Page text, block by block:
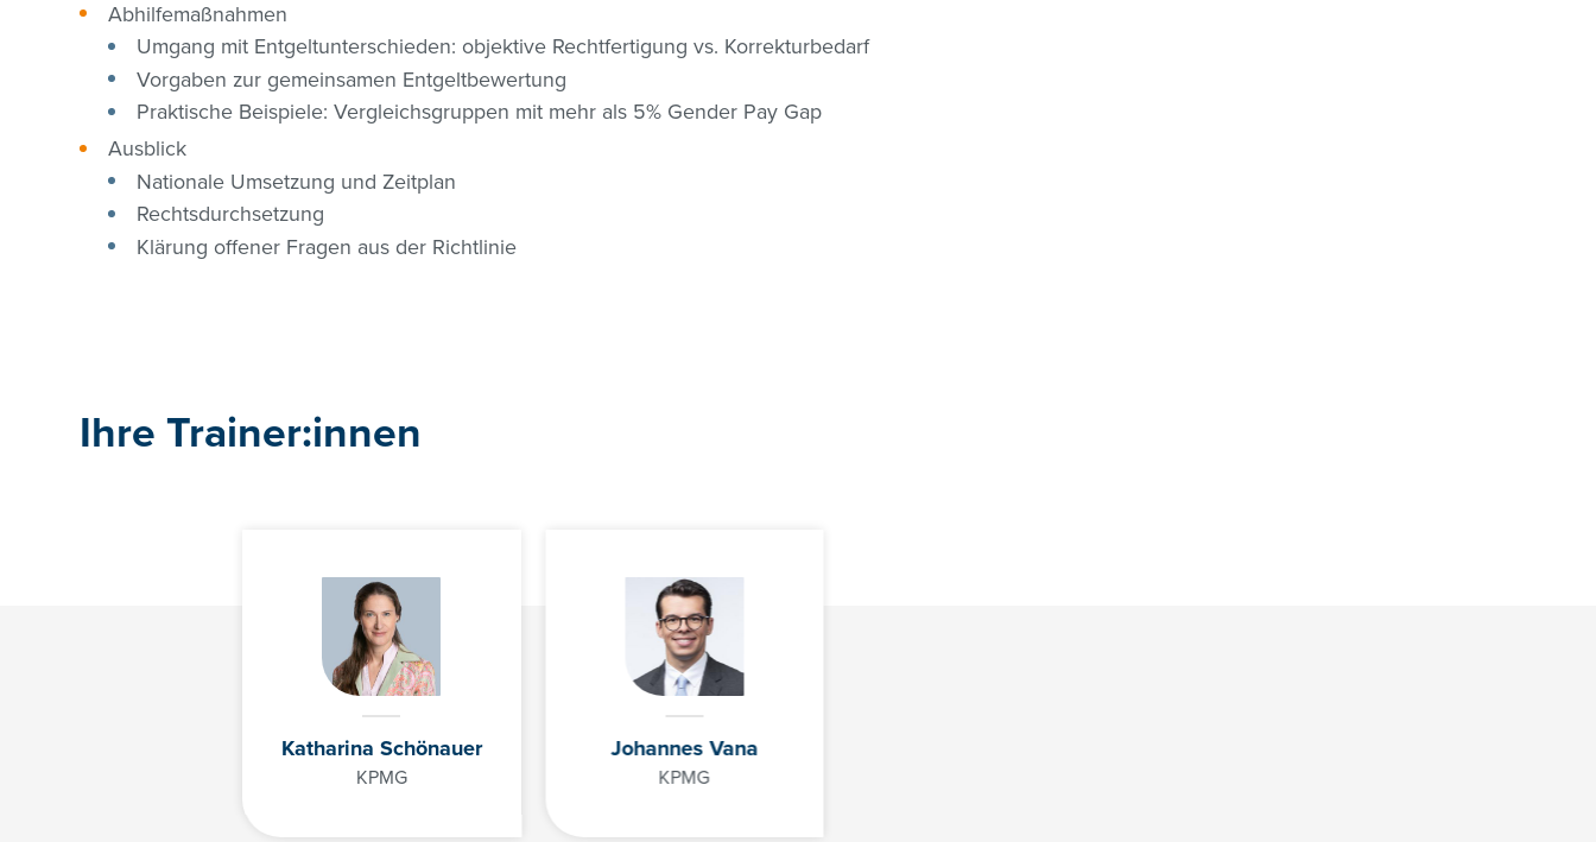
Abhilfemaßnahmen
Umgang mit Entgeltunterschieden: objektive Rechtfertigung vs. Korrekturbedarf
Vorgaben zur gemeinsamen Entgeltbewertung
Praktische Beispiele: Vergleichsgruppen mit mehr als 5% Gender Pay Gap
Ausblick
Nationale Umsetzung und Zeitplan
Rechtsdurchsetzung
Klärung offener Fragen aus der Richtlinie
Ihre Trainer:innen
Katharina Schönauer
KPMG
Johannes Vana
KPMG